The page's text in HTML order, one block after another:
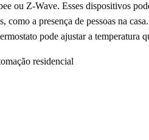
ou Z-Wave. Esses dispositivos
como a presença de pessoas na
pode ajustar a temperatura
residencial